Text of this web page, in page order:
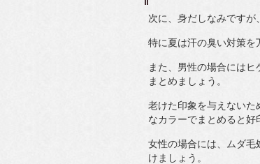
次に、身だしなみですが
特に夏は汗の臭い対策を
また、男性の場合には
まとめましょう。
老けた印象を与えないた
なカラーでまとめると好
女性の場合には、ムダ毛
けましょう。